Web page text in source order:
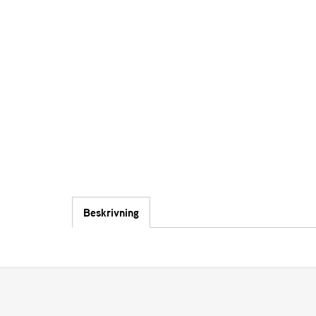
Beskrivning